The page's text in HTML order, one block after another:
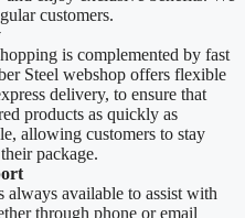
customers.
is complemented by fast
Steel webshop offers flexible
delivery, to ensure that
products as quickly as
allowing customers to stay
package.
always available to assist with
through phone or email